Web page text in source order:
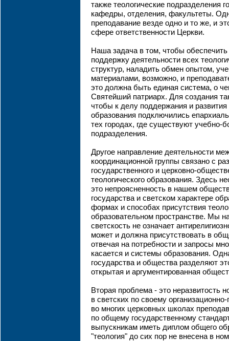
также теологические подразделения
кафедры, отделения, факультеты.
преподавание везде одно и то же, и
сфере ответственности Церкви.
Наша задача в том, чтобы
поддержку деятельности всех
структур, наладить обмен опытом,
материалами, возможно, и
это должна быть единая система, о
Святейший патриарх. Для создания
чтобы к делу поддержания и развития
образования подключились
тех городах, где существуют учебно-
подразделения.
Другое направление деятельности
координационной группы связано с
государственного и церковно-
теологического образования. Здесь
это непроясненность в нашем
государства и светском характере
формах и способах присутствия
образовательном пространстве. Мы
светскость не означает
может и должна присутствовать в
отвечая на потребности и запросы
касается и системы образования.
государства и общества разделяют
открытая и аргументированная
Вторая проблема - это неразвитость
в светских по своему
во многих церковных школах
по общему государственному
выпускникам иметь диплом общего
"теология" до сих пор не внесена в